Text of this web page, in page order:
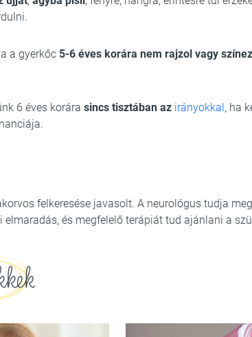
a gyerkőc 5-6 éves korára nem rajzol vagy színez
6 éves korára sincs tisztában az irányokkal, ha
felkeresése javasolt. A neurológus tudja
elmaradás, és megfelelő terápiát tud ajánlani a